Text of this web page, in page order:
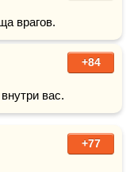
врагов.
+84
вас.
+77